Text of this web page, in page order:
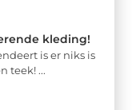
kleding!
is er niks is
teek! ...